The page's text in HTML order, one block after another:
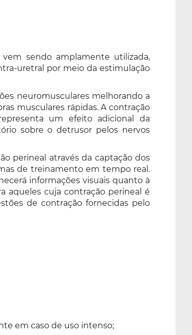
sendo amplamente utilizada,
uretral por meio da estimulação
neuromusculares melhorando a
musculares rápidas. A contração
um efeito adicional da
sobre o detrusor pelos nervos
perineal através da captação dos
de treinamento em tempo real.
informações visuais quanto à
aqueles cuja contração perineal é
de contração fornecidas pelo
em caso de uso intenso;